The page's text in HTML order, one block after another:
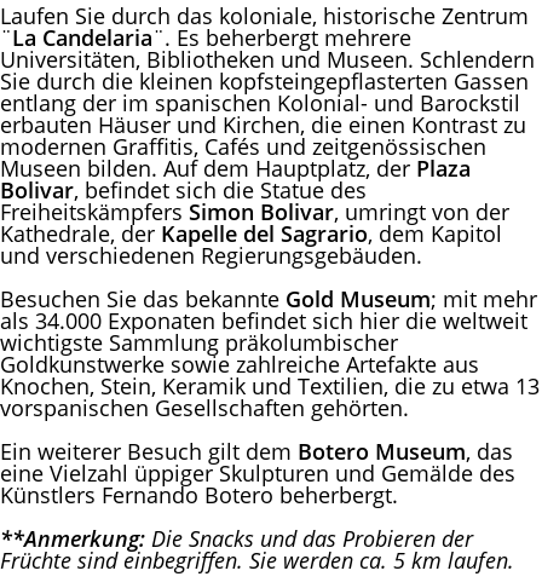
Laufen Sie durch das koloniale, historische Zentrum
¨La Candelaria¨. Es beherbergt mehrere
Universitäten, Bibliotheken und Museen. Schlendern
Sie durch die kleinen kopfsteingepflasterten Gassen
entlang der im spanischen Kolonial- und Barockstil
erbauten Häuser und Kirchen, die einen Kontrast zu
modernen Graffitis, Cafés und zeitgenössischen
Museen bilden. Auf dem Hauptplatz, der Plaza
Bolivar, befindet sich die Statue des
Freiheitskämpfers Simon Bolivar, umringt von der
Kathedrale, der Kapelle del Sagrario, dem Kapitol
und verschiedenen Regierungsgebäuden.
Besuchen Sie das bekannte Gold Museum; mit mehr
als 34.000 Exponaten befindet sich hier die weltweit
wichtigste Sammlung präkolumbischer
Goldkunstwerke sowie zahlreiche Artefakte aus
Knochen, Stein, Keramik und Textilien, die zu etwa 13
vorspanischen Gesellschaften gehörten.
Ein weiterer Besuch gilt dem Botero Museum, das
eine Vielzahl üppiger Skulpturen und Gemälde des
Künstlers Fernando Botero beherbergt.
**Anmerkung: Die Snacks und das Probieren der
Früchte sind einbegriffen. Sie werden ca. 5 km laufen.